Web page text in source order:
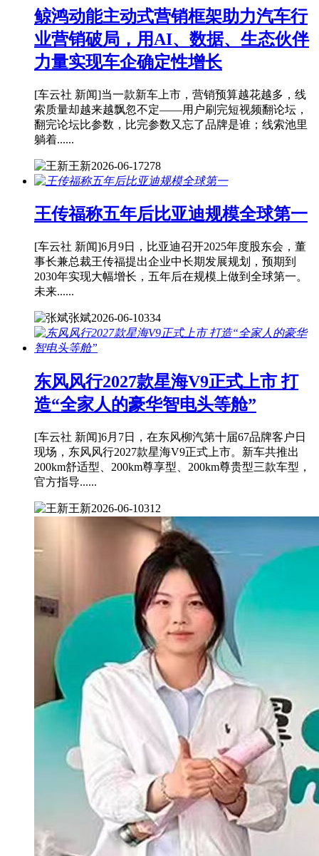
鲸鸿动能主动式营销框架助力汽车行
业营销破局，用AI、数据、生态伙伴
力量实现车企确定性增长
[车云社 新闻]当一款新车上市，营销预算越花越多，线
索质量却越来越飘忽不定——用户刷完短视频翻论坛，
翻完论坛比参数，比完参数又忘了品牌是谁；线索池里
躺着......
王新2026-06-17278
王传福称五年后比亚迪规模全球第一
[车云社 新闻]6月9日，比亚迪召开2025年度股东会，董
事长兼总裁王传福提出企业中长期发展规划，预期到
2030年实现大幅增长，五年后在规模上做到全球第一。
未来......
张斌2026-06-10334
东风风行2027款星海V9正式上市 打
造“全家人的豪华智电头等舱”
[车云社 新闻]6月7日，在东风柳汽第十届67品牌客户日
现场，东风风行2027款星海V9正式上市。新车共推出
200km舒适型、200km尊享型、200km尊贵型三款车型，
官方指导......
王新2026-06-10312